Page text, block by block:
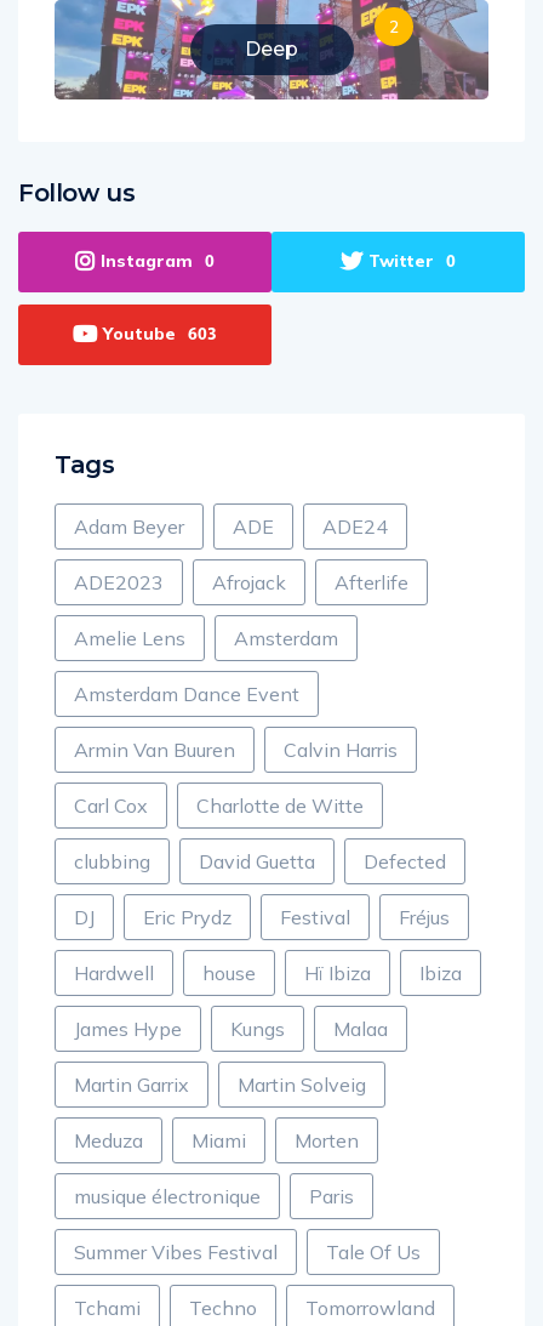
Deep
2
Follow us
Instagram 0 Twitter 0
Youtube 603
Tags
Adam Beyer ADE ADE24
ADE2023 Afrojack Afterlife
Amelie Lens Amsterdam
Amsterdam Dance Event
Armin Van Buuren Calvin Harris
Carl Cox Charlotte de Witte
clubbing David Guetta Defected
DJ Eric Prydz Festival Fréjus
Hardwell house Hï Ibiza Ibiza
James Hype Kungs Malaa
Martin Garrix Martin Solveig
Meduza Miami Morten
musique électronique Paris
Summer Vibes Festival Tale Of Us
Tchami Techno Tomorrowland